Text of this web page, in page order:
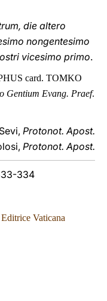
die altero
nongentesimo
vicesimo primo.
card. TOMKO
Gentium Evang. Praef.
Protonot. Apost.
Protonot. Apost.
334
Vaticana